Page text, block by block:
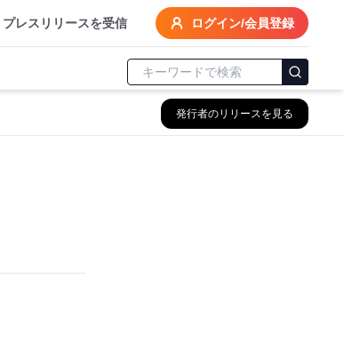
プレスリリースを受信 ログイン/会員登録
発行者のリリースを見る